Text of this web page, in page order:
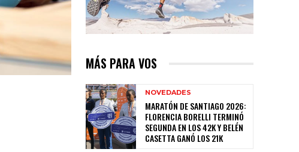
MÁS PARA VOS
NOVEDADES
MARATÓN DE SANTIAGO 2026:
FLORENCIA BORELLI TERMINÓ
SEGUNDA EN LOS 42K Y BELÉN
CASETTA GANÓ LOS 21K